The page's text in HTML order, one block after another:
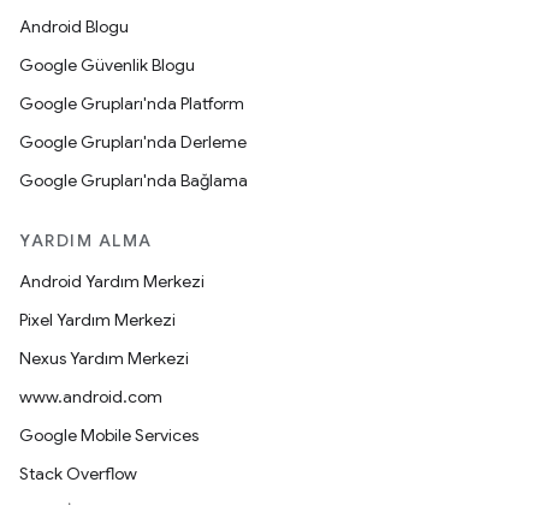
Android Blogu
Google Güvenlik Blogu
Google Grupları'nda Platform
Google Grupları'nda Derleme
Google Grupları'nda Bağlama
YARDIM ALMA
Android Yardım Merkezi
Pixel Yardım Merkezi
Nexus Yardım Merkezi
www.android.com
Google Mobile Services
Stack Overflow